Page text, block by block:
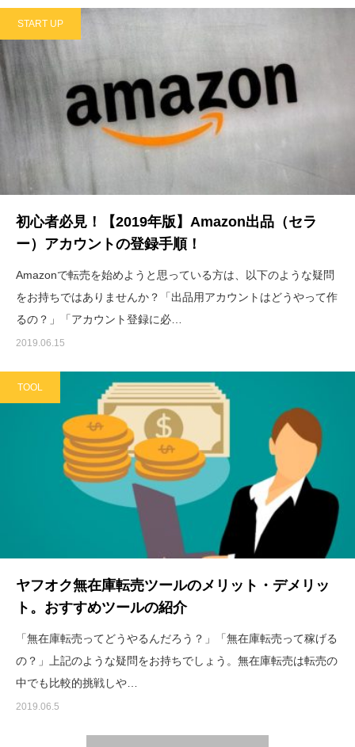
START UP
初心者必見！【2019年版】Amazon出品（セラ
ー）アカウントの登録手順！
Amazonで転売を始めようと思っている方は、以下のような疑問
をお持ちではありませんか？「出品用アカウントはどうやって作
るの？」「アカウント登録に必…
2019.06.15
TOOL
ヤフオク無在庫転売ツールのメリット・デメリッ
ト。おすすめツールの紹介
「無在庫転売ってどうやるんだろう？」「無在庫転売って稼げる
の？」上記のような疑問をお持ちでしょう。無在庫転売は転売の
中でも比較的挑戦しや…
2019.06.5